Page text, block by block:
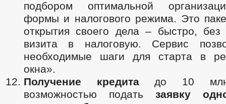
подбором оптимальной
формы и налогового режима. Это
открытия своего дела – быстро,
визита в налоговую. Сервис
необходимые шаги для старта в
окна».
Получение кредитадо 10 млн
возможностью подать заявку